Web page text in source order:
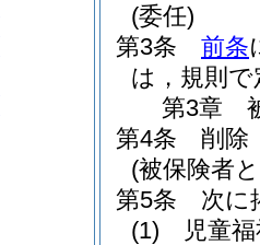
(委任)
第3条
前条
は，規則
第3章
第4条
削除
(被保険者
第5条
次に
(1)
児童